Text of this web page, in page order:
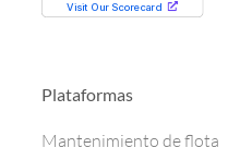
Plataformas
Mantenimiento de flota